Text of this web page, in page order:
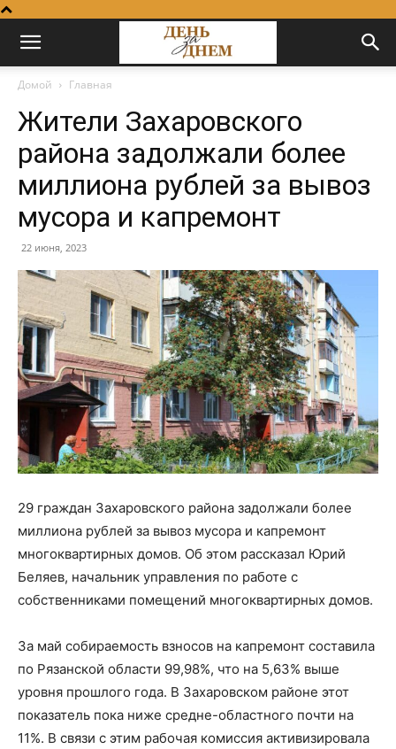
Домой Главная
Жители Захаровского
района задолжали более
миллиона рублей за вывоз
мусора и капремонт
22 июня, 2023
29 граждан Захаровского района задолжали более
миллиона рублей за вывоз мусора и капремонт
многоквартирных домов. Об этом рассказал Юрий
Беляев, начальник управления по работе с
собственниками помещений многоквартирных домов.
За май собираемость взносов на капремонт составила
по Рязанской области 99,98%, что на 5,63% выше
уровня прошлого года. В Захаровском районе этот
показатель пока ниже средне-областного почти на
11%. В связи с этим рабочая комиссия активизировала